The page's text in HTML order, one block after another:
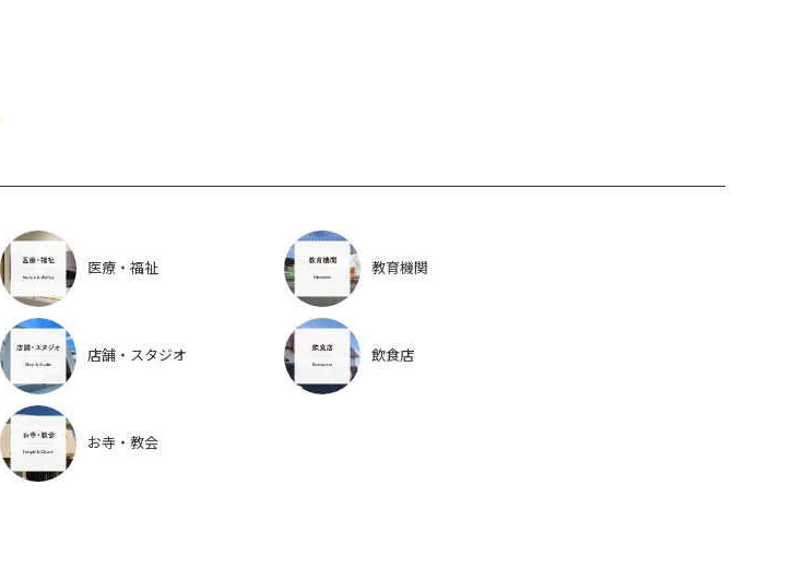
医療・福祉 教育機関
店舗・スタジオ 飲食店
お寺・教会